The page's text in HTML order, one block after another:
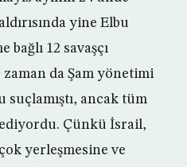
yine Elbu
bağlı 12 savaşçı
zaman da Şam yönetimi
ancak tüm
Çünkü İsrail,
yerleşmesine ve